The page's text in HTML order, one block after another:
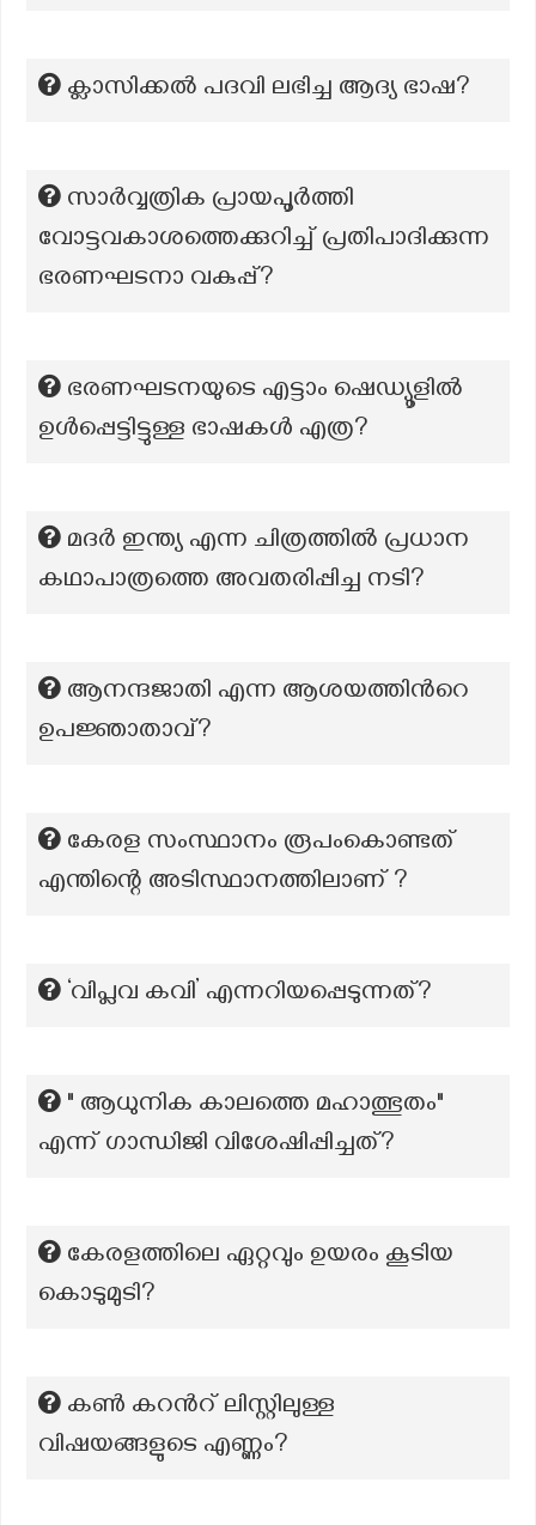
ക്ലാസിക്കൽ പദവി ലഭിച്ച ആദ്യ ഭാഷ?
സാർവ്വത്രിക പ്രായപൂർത്തി
വോട്ടവകാശത്തെക്കുറിച്ച് പ്രതിപാദിക്കുന്ന
ഭരണഘടനാ വകുപ്പ്?
ഭരണഘടനയുടെ എട്ടാം ഷെഡ്യൂളില്‍
ഉള്‍പ്പെട്ടിട്ടുള്ള ഭാഷകള്‍ എത്ര?
മദർ ഇന്ത്യ എന്ന ചിത്രത്തിൽ പ്രധാന
കഥാപാത്രത്തെ അവതരിപ്പിച്ച നടി?
ആനന്ദജാതി എന്ന ആശയത്തിൻറെ
ഉപജ്ഞാതാവ്?
കേരള സംസ്ഥാനം രൂപംകൊണ്ടത്
എന്തിന്റെ അടിസ്ഥാനത്തിലാണ് ?
‘വിപ്ലവ കവി’ എന്നറിയപ്പെടുന്നത്?
" ആധുനിക കാലത്തെ മഹാത്ഭുതം"
എന്ന് ഗാന്ധിജി വിശേഷിപ്പിച്ചത്?
കേരളത്തിലെ ഏറ്റവും ഉയരം കൂടിയ
കൊടുമുടി?
കൺ കറന്‍റ് ലിസ്റ്റിലുള്ള
വിഷയങ്ങളുടെ എണ്ണം?